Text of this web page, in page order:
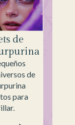
de
de
para